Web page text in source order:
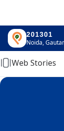
201301
Home
Web Stories